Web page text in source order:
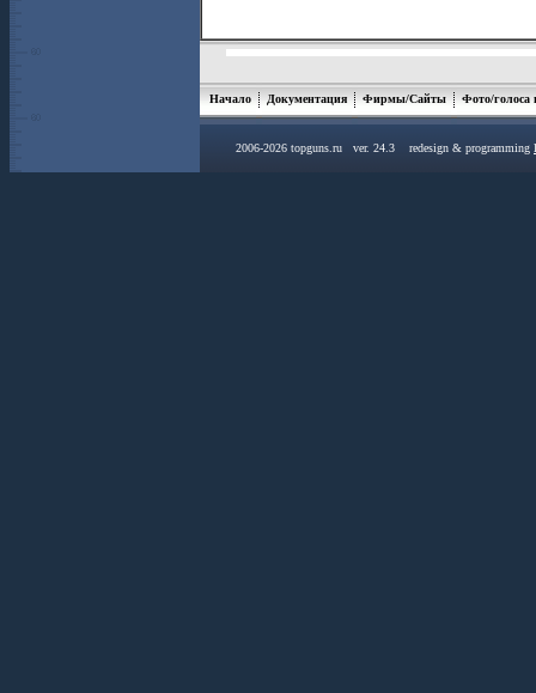
Начало Документация Фирмы/Сайты Фото/голоса
2006-2026 topguns.ru ver. 24.3 redesign & programming